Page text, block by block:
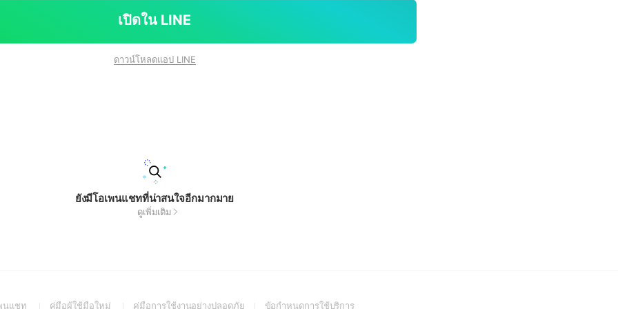
เปิดใน LINE
ดาวน์โหลดแอป LINE
ยังมีโอเพนแชทที่น่าสนใจอีกมากมาย
ดูเพิ่มเติม
นแชท (Openคู่มือผู้ใช้มือใหม่ (Openคู่มือการใช้งานอย่างปลอดภัย(Openข้อกำหนดการใช้บริการ(Open